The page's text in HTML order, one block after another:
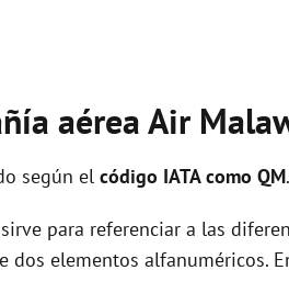
aérea Air
según el código IATA como QM.
para referenciar a las
elementos alfanuméricos.